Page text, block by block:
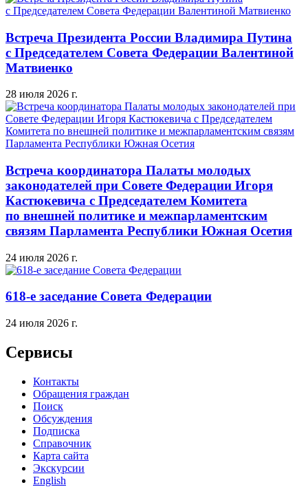
Встреча Президента России Владимира Путина
с Председателем Совета Федерации Валентиной
Матвиенко
28 июля 2026 г.
Встреча координатора Палаты молодых
законодателей при Совете Федерации Игоря
Кастюкевича с Председателем Комитета
по внешней политике и межпарламентским
связям Парламента Республики Южная Осетия
24 июля 2026 г.
618-е заседание Совета Федерации
24 июля 2026 г.
Сервисы
Контакты
Обращения граждан
Поиск
Обсуждения
Подписка
Справочник
Карта сайта
Экскурсии
English